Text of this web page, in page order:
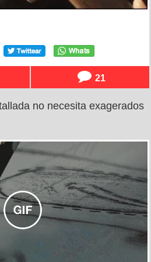
21
no necesita exagerados